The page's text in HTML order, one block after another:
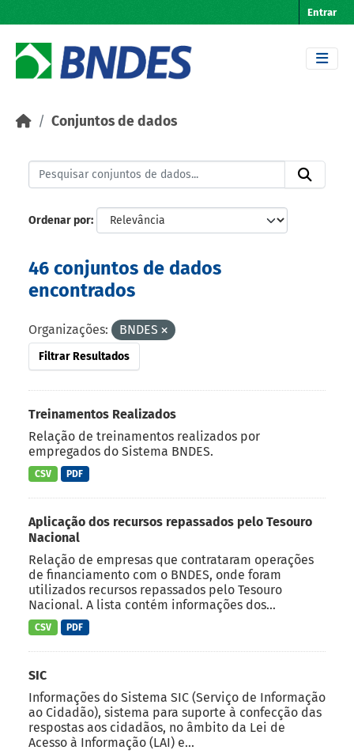
Entrar
Conjuntos de dados
Ordenar por
46 conjuntos de dados
encontrados
Organizações: BNDES
Filtrar Resultados
Treinamentos Realizados
Relação de treinamentos realizados por
empregados do Sistema BNDES.
CSV PDF
Aplicação dos recursos repassados pelo Tesouro
Nacional
Relação de empresas que contrataram operações
de financiamento com o BNDES, onde foram
utilizados recursos repassados pelo Tesouro
Nacional. A lista contém informações dos...
CSV PDF
SIC
Informações do Sistema SIC (Serviço de Informação
ao Cidadão), sistema para suporte à confecção das
respostas aos cidadãos, no âmbito da Lei de
Acesso à Informação (LAI) e...